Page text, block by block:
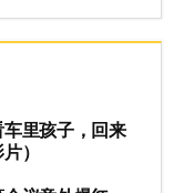
里孩子，回来
）